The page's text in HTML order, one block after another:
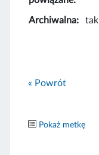
Archiwalna: tak
« Powrót
Pokaż metkę